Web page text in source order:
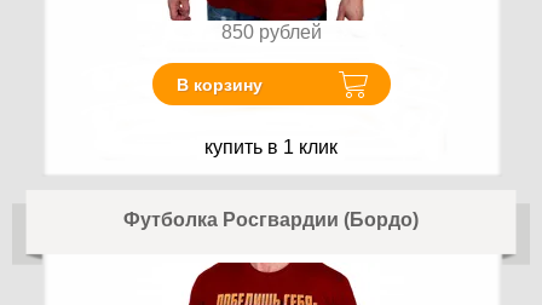
850 рублей
В корзину
купить в 1 клик
Футболка Росгвардии (Бордо)